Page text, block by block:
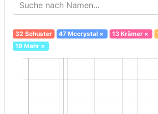
32 Schuster 47 Mccrystal × 13 Krämer×
19 Mahr×